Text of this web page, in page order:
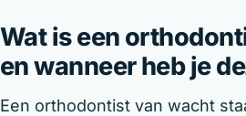
Wat is een
en wanneer heb je
Een orthodontist van wacht